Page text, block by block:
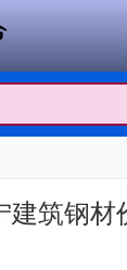
建筑钢材